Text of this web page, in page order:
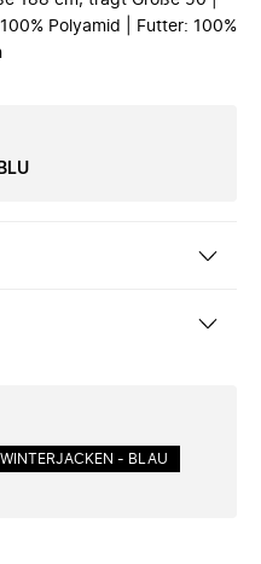
Polyamid | Futter: 100%
WINTERJACKEN - BLAU